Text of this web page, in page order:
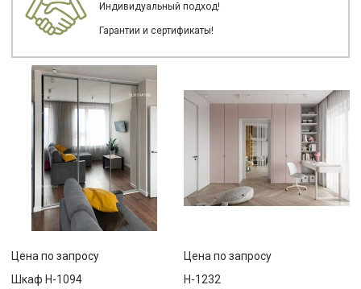
Индивидуальный подход!
Гарантии и сертификаты!
Цена по запросу
Шкаф Н-1094
Цена по запросу
Н-1232